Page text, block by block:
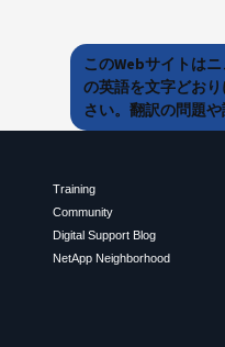
このWebサイトは
の英語を文字どお
さい。翻訳の問題
Training
Community
Digital Support Blog
NetApp Neighborhood